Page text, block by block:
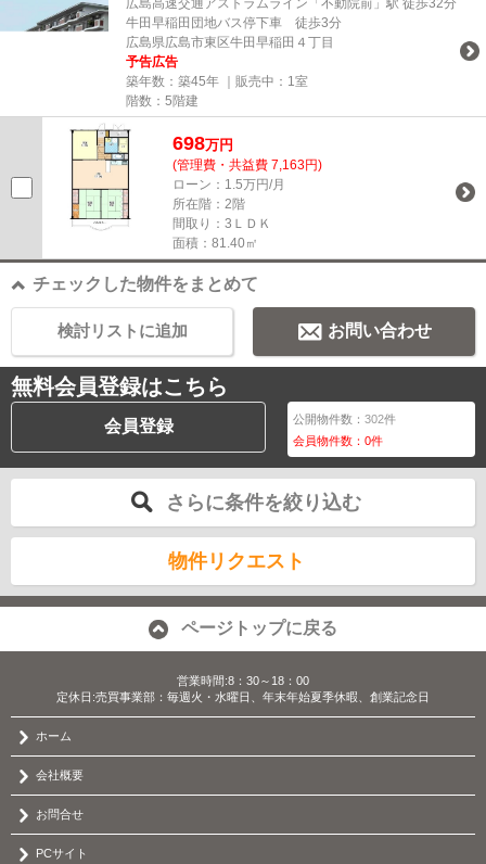
広島高速交通アストラムライン「不動院前」駅 徒歩32分
牛田早稲田団地バス停下車 徒歩3分
広島県広島市東区牛田早稲田４丁目
予告広告
築年数：築45年 ｜販売中： 1室
階数：5階建
698万円
(管理費・共益費 7,163円)
ローン：1.5万円/月
所在階：2階
間取り：3ＬＤＫ
面積：81.40㎡
チェックした物件をまとめて
お問い合わせ
検討リストに追加
無料会員登録はこちら
会員登録 公開物件数：302件
会員物件数：0件
さらに条件を絞り込む
物件リクエスト
ページトップに戻る
営業時間:8：30～18：00
定休日:売買事業部：毎週火・水曜日、年末年始夏季休暇、創業記念日
ホーム
会社概要
お問合せ
PCサイト